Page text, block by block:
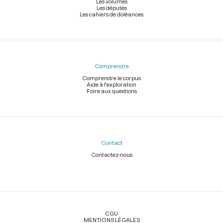
Les députés
Les cahiers de doléances
Comprendre
Comprendre le corpus
Aide à l'exploration
Foire aux questions
Contact
Contactez-nous
Légal
CGU
MENTIONS LÉGALES